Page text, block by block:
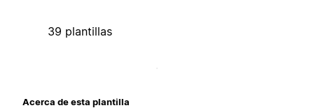
39 plantillas
Acerca de esta plantilla